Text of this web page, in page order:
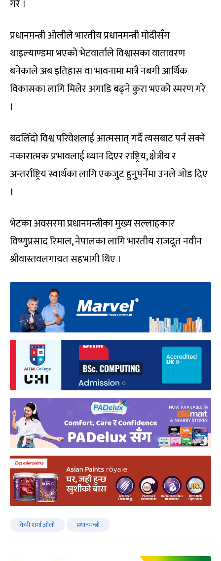
गरे ।
प्रधानमन्त्री ओलीले भारतीय प्रधानमन्त्री मोदीसँग
थाइल्याण्डमा भएको भेटवार्ताले विश्वासका वातावरण
बनेकाले अब इतिहास वा भावनामा मात्रै नबगी आर्थिक
विकासका लागि मिलेर अगाडि बढ्ने कुरा भएको स्मरण गरे
।
बदलिँदो विश्व परिवेशलाई आत्मसात् गर्दै त्यसबाट पर्न सक्ने
नकारात्मक प्रभावलाई ध्यान दिएर राष्ट्रिय, क्षेत्रीय र
अन्तर्राष्ट्रिय स्वार्थका लागि एकजुुट हुनुुपर्नेमा उनले जोड दिए
।
भेटका अवसरमा प्रधानमन्त्रीका मुख्य सल्लाहकार
विष्णुुप्रसाद रिमाल, नेपालका लागि भारतीय राजदूत नवीन
श्रीवास्तवलगायत सहभागी थिए ।
केपी शर्मा ओली प्रधानमन्त्री